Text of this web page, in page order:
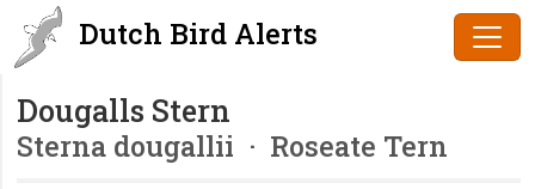
Dutch Bird Alerts
Dougalls Stern
Sterna dougallii · Roseate Tern